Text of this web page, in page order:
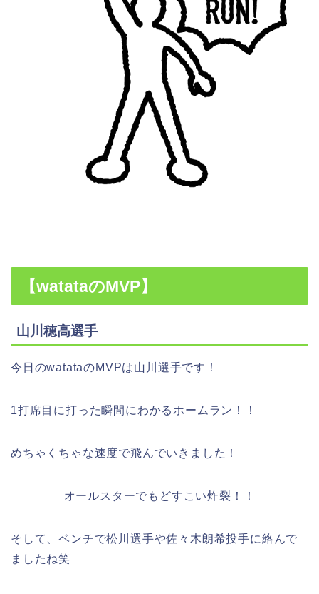
【watataのMVP】
山川穂高選手
今日のwatataのMVPは山川選手です！
1打席目に打った瞬間にわかるホームラン！！
めちゃくちゃな速度で飛んでいきました！
オールスターでもどすこい炸裂！！
そして、ベンチで松川選手や佐々木朗希投手に絡んで
ましたね笑